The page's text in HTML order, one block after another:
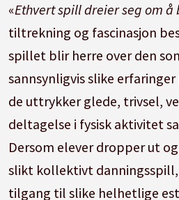
«Ethvert spill dreier seg om å
tiltrekning og fascinasjon
spillet blir herre over den
sannsynligvis slike
de uttrykker glede, trivsel,
deltagelse i fysisk aktivitet
Dersom elever dropper ut
slikt kollektivt
tilgang til slike helhetlige